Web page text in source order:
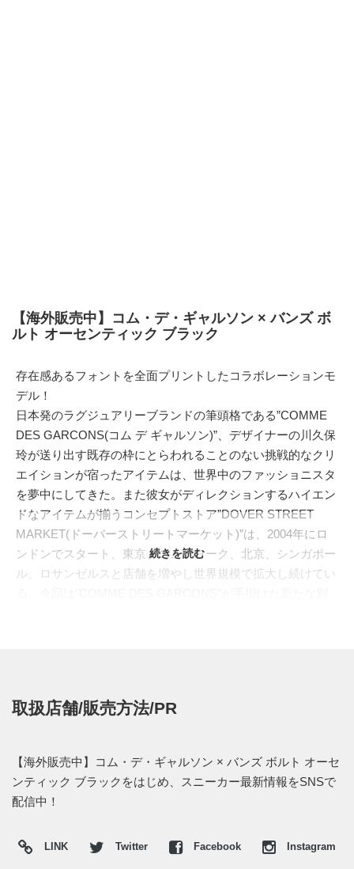
【海外販売中】コム・デ・ギャルソン × バンズ ボ
ルト オーセンティック ブラック
存在感あるフォントを全面プリントしたコラボレーションモ
デル！
日本発のラグジュアリーブランドの筆頭格である”COMME
DES GARCONS(コム デ ギャルソン)”、デザイナーの川久保
玲が送り出す既存の枠にとらわれることのない挑戦的なクリ
エイションが宿ったアイテムは、世界中のファッショニスタ
を夢中にしてきた。また彼女がディレクションするハイエン
ドなアイテムが揃うコンセプトストア”DOVER STREET
MARKET(ドーバーストリートマーケット)”は、2004年にロ
ンドンでスタート、東京、ニューヨーク、北京、シンガポー
ル、ロサンゼルスと店舗を増やし世界規模で拡大し続けてい
FREE WIHT STRONG WILL”といった自由を象徴するメッセ
トベッドにはレザーを配置し、その上に両者のブランド名を
刻み込んだ。
海外では2019年4月9日よりDOVER STREET MARKET
る際には、スニーカーウォーズの LINE@で報告したい。
続きを読む
取扱店舗/販売方法/PR
【海外販売中】コム・デ・ギャルソン × バンズ ボルト オーセ
ンティック ブラックをはじめ、スニーカー最新情報をSNSで
配信中！
LINK Twitter Facebook Instagram